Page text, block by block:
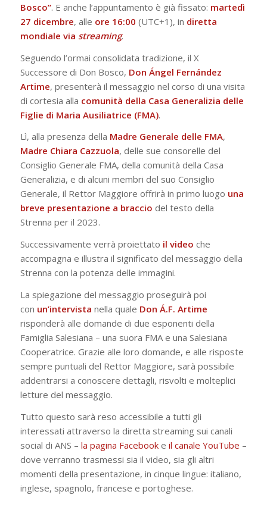
Bosco”. E anche l’appuntamento è già fissato: martedì
27 dicembre, alle ore 16:00 (UTC+1), in diretta
mondiale via streaming.
Seguendo l’ormai consolidata tradizione, il X
Successore di Don Bosco, Don Ángel Fernández
Artime, presenterà il messaggio nel corso di una visita
di cortesia alla comunità della Casa Generalizia delle
Figlie di Maria Ausiliatrice (FMA).
Lì, alla presenza della Madre Generale delle FMA,
Madre Chiara Cazzuola, delle sue consorelle del
Consiglio Generale FMA, della comunità della Casa
Generalizia, e di alcuni membri del suo Consiglio
Generale, il Rettor Maggiore offrirà in primo luogo una
breve presentazione a braccio del testo della
Strenna per il 2023.
Successivamente verrà proiettato il video che
accompagna e illustra il significato del messaggio della
Strenna con la potenza delle immagini.
La spiegazione del messaggio proseguirà poi
con un’intervista nella quale Don Á.F. Artime
risponderà alle domande di due esponenti della
Famiglia Salesiana – una suora FMA e una Salesiana
Cooperatrice. Grazie alle loro domande, e alle risposte
sempre puntuali del Rettor Maggiore, sarà possibile
addentrarsi a conoscere dettagli, risvolti e molteplici
letture del messaggio.
Tutto questo sarà reso accessibile a tutti gli
interessati attraverso la diretta streaming sui canali
social di ANS – la pagina Facebooke il canale YouTube –
dove verranno trasmessi sia il video, sia gli altri
momenti della presentazione, in cinque lingue: italiano,
inglese, spagnolo, francese e portoghese.